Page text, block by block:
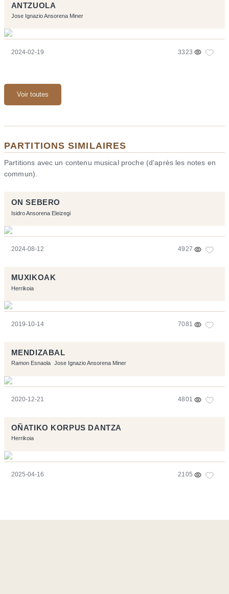
ANTZUOLA
Jose Ignazio Ansorena Miner
2024-02-19 3323
Voir toutes
PARTITIONS SIMILAIRES
Partitions avec un contenu musical proche (d'après les notes en
commun).
ON SEBERO
Isidro Ansorena Eleizegi
2024-08-12 4927
MUXIKOAK
Herrikoia
2019-10-14 7081
MENDIZABAL
Ramon Esnaola Jose Ignazio Ansorena Miner
2020-12-21 4801
OÑATIKO KORPUS DANTZA
Herrikoia
2025-04-16 2105